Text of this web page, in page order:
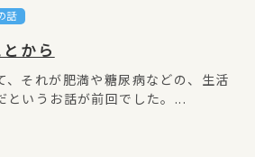
話
から
、それが肥満や糖尿病などの、生活
というお話が前回でした。...